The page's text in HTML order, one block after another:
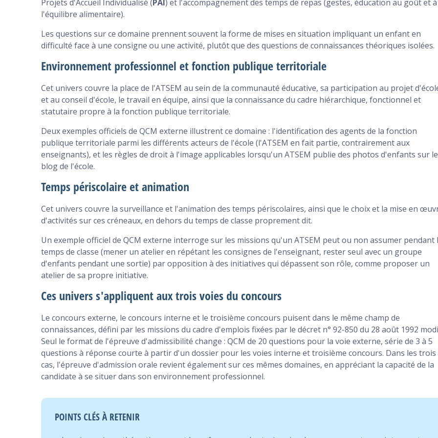
Projets d'Accueil Individualisé (PAI ) et l'accompagnement des temps de repas (gestes, éducation au goût et à
l'équilibre alimentaire).
Les questions sur ce domaine prennent souvent la forme de mises en situation impliquant un enfant en
difficulté face à une consigne ou une activité, plutôt que des questions de connaissances théoriques isolées.
Environnement professionnel et fonction publique territoriale
Cet univers couvre la place de l'ATSEM au sein de la communauté éducative, sa participation au projet
et au conseil d'école, le travail en équipe, ainsi que la connaissance du cadre hiérarchique, fonctionnel et
statutaire propre à la fonction publique territoriale.
Deux exemples officiels de QCM externe illustrent ce domaine : l'identification des agents de la fonction
publique territoriale parmi les différents acteurs de l'école (l'ATSEM en fait partie, contrairement aux
enseignants), et les règles de droit à l'image applicables lorsqu'un ATSEM publie des photos d'enfants sur le
blog de l'école.
Temps périscolaire et animation
Cet univers couvre la surveillance et l'animation des temps périscolaires, ainsi que le choix et la mise en
d'activités sur ces créneaux, en dehors du temps de classe proprement dit.
Un exemple officiel de QCM externe interroge sur les missions qu'un ATSEM peut ou non assumer pendant
temps de classe (mener un atelier en répétant les consignes de l'enseignant, rester seul avec un groupe
d'enfants pendant une sortie) par opposition à des initiatives qui dépassent son rôle, comme proposer un
atelier de sa propre initiative.
Ces univers s'appliquent aux trois voies du concours
Le concours externe, le concours interne et le troisième concours puisent dans le même champ de
connaissances, défini par les missions du cadre d'emplois fixées par le décret n° 92-850 du 28 août 1992
Seul le format de l'épreuve d'admissibilité change : QCM de 20 questions pour la voie externe, série de 3 à 5
questions à réponse courte à partir d'un dossier pour les voies interne et troisième concours. Dans les trois
cas, l'épreuve d'admission orale revient également sur ces mêmes domaines, en appréciant la capacité de la
candidate à se situer dans son environnement professionnel.
POINTS CLÉS À RETENIR